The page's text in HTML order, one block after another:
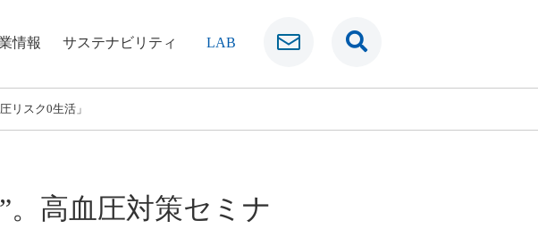
情報 サステナビリティ LAB
リスク0生活」
。高血圧対策セミナ